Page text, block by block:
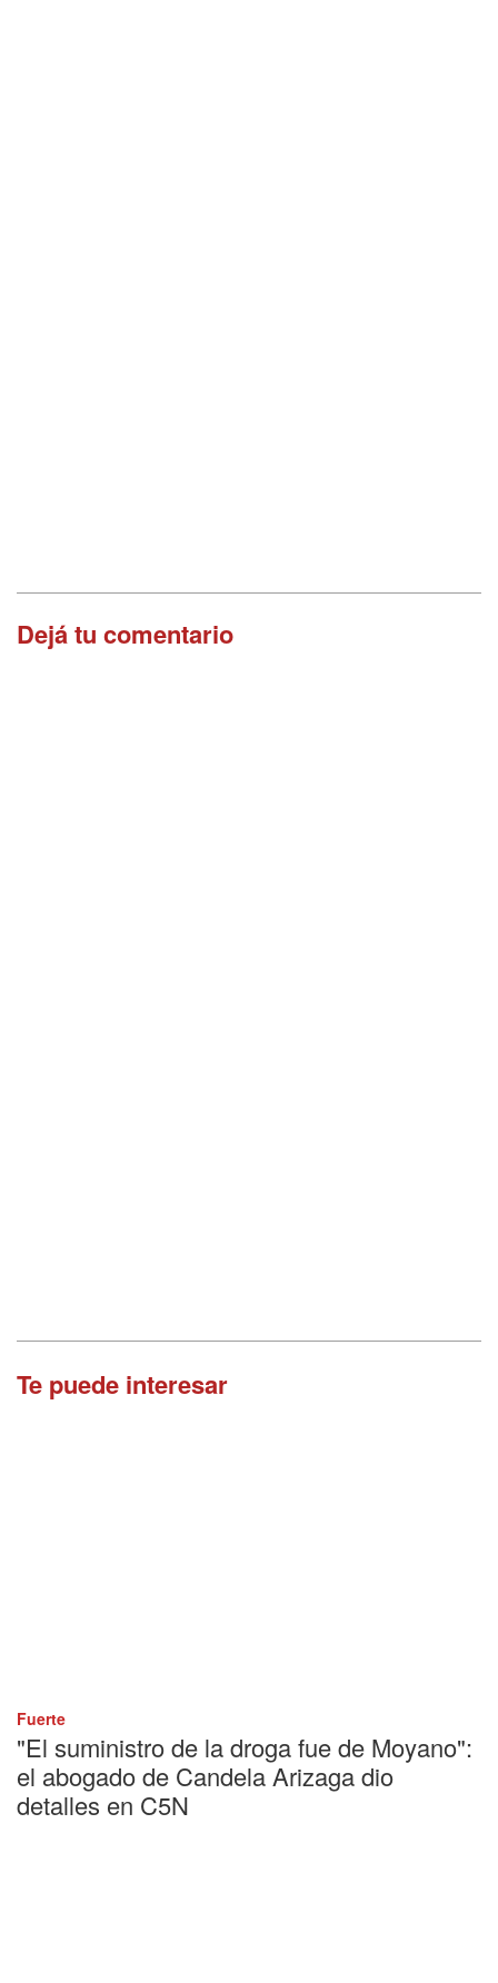
Dejá tu comentario
Te puede interesar
Fuerte
"El suministro de la droga fue de Moyano":
el abogado de Candela Arizaga dio
detalles en C5N